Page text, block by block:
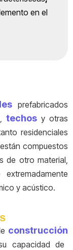
en el
prefabricados
techos y otras
residenciales
compuestos
de otro material,
y acústico.
construcción
capacidad de